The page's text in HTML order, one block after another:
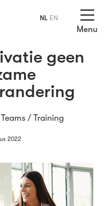
Menu
geen
Teams / Training
2022
NL EN